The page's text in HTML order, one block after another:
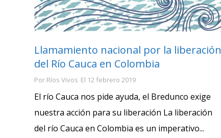
Llamamiento nacional por la liberación
del Río Cauca en Colombia
Por Ríos Vivos El 12 febrero 2019
El río Cauca nos pide ayuda, el Bredunco exige
nuestra acción para su liberación La liberación
del río Cauca en Colombia es un imperativo...